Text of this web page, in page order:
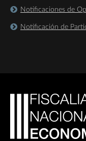
Notificaciones de
Notificación de